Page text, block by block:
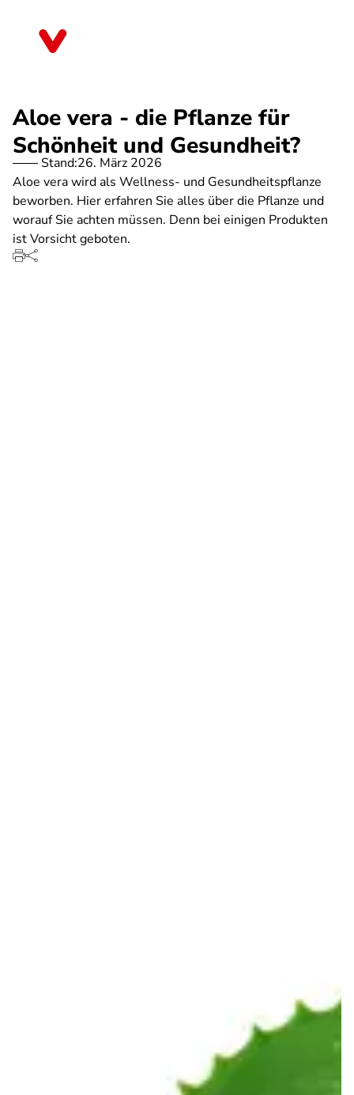
Aloe vera - die Pflanze für
Schönheit und Gesundheit?
Stand:26. März 2026
Aloe vera wird als Wellness- und Gesundheitspflanze
beworben. Hier erfahren Sie alles über die Pflanze und
worauf Sie achten müssen. Denn bei einigen Produkten
ist Vorsicht geboten.